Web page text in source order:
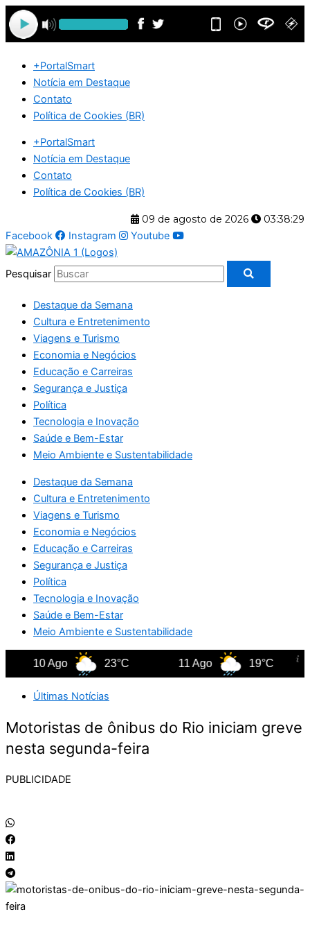
Ir
para
o
+PortalSmart
Notícia em Destaque
Contato
Política de Cookies (BR)
+PortalSmart
Notícia em Destaque
Contato
Política de Cookies (BR)
09 de agosto de 2026
03:38:30
Facebook
Instagram Youtube
Pesquisar
Destaque da Semana
Cultura e Entretenimento
Viagens e Turismo
Economia e Negócios
Educação e Carreiras
Segurança e Justiça
Política
Tecnologia e Inovação
Saúde e Bem-Estar
Meio Ambiente e Sustentabilidade
Destaque da Semana
Cultura e Entretenimento
Viagens e Turismo
Economia e Negócios
Educação e Carreiras
Segurança e Justiça
Política
Tecnologia e Inovação
Saúde e Bem-Estar
Meio Ambiente e Sustentabilidade
10 Ago 23°C 11 Ago 19°C
Últimas Notícias
Motoristas de ônibus do Rio iniciam greve
nesta segunda-feira
PUBLICIDADE